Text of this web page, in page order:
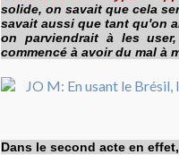
solide, on savait que cela
savait aussi que tant qu'on
on parviendrait à les
commencé à avoir du mal à
Dans le second acte en